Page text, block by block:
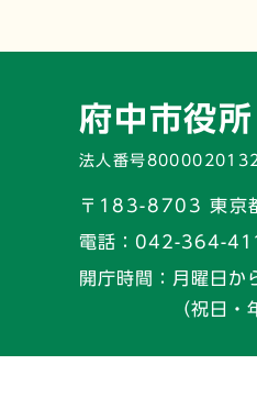
府中市役所
法人番号
〒183-8703 東京
電話： 042-364-
開庁時間：
月曜日か
（祝日・